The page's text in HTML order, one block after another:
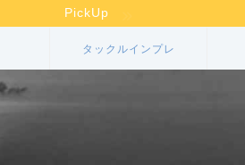
PickUp
タックルインプレ